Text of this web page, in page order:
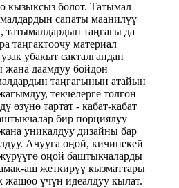
кызыксыз болот. Татымал
сапаты маанилүү
татымалдардын таңгагы да
таңгактоочу материал
убакыт сакталгандан
даамдуу бойдон
таңгагынын атайын
текчелерге толгон
өзүнө тартат - кабат-кабат
бир порциялуу
уникалдуу дизайны бар
Ачууга оңой, кичинекей
оңой баштыкчаларды
аш жеткирүү кызматтары
жашоо үчүн идеалдуу кылат.